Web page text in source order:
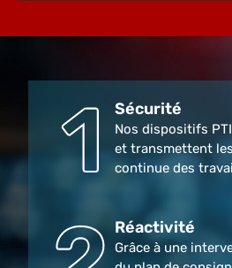
Sécurité
Nos dispositifs
et transmettent
continue des
Réactivité
Grâce à une